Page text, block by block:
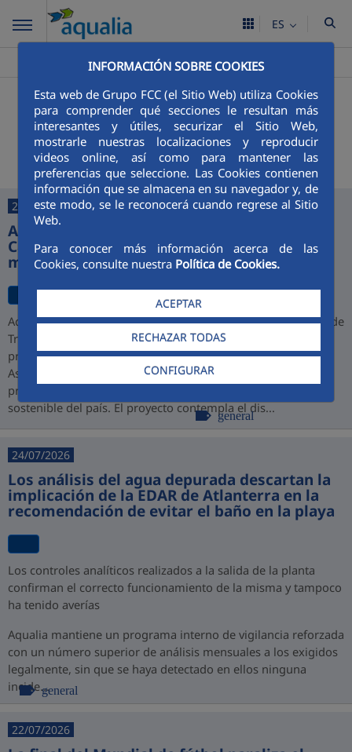
INFORMACIÓN SOBRE COOKIES
Esta web de Grupo FCC (el Sitio Web) utiliza Cookies
para comprender qué secciones le resultan más
interesantes y útiles, securizar el Sitio Web,
mostrarle nuestras localizaciones y reproducir
videos online, así como para mantener las
preferencias que seleccione. Las Cookies contienen
información que se almacena en su navegador y, de
este modo, se le reconocerá cuando regrese al Sitio
Web.
Para conocer más información acerca de las
Cookies, consulte nuestra Política de Cookies.
ACEPTAR
RECHAZAR TODAS
CONFIGURAR
ES
>Baena
+ Buscador
Últimas noticias
27/07/2026
Aqualia desarrollará la depuradora de
Cajamarca y alcanza una cartera de 1.000
millones de euros en Perú
Aqualia ha resultado adjudicataria del proyecto de la Planta de
Tratamiento de Aguas Residuales (PTAR) de Cajamarca,
promovido por PROINVERSIÓN bajo la modalidad de
Asociación Público-Privada (APP), consolidando así su
presencia en Perú y su compromiso con el desarrollo
sostenible del país. El proyecto contempla el dis...
general
24/07/2026
Los análisis del agua depurada descartan la
implicación de la EDAR de Atlanterra en la
recomendación de evitar el baño en la playa
Los controles analíticos realizados a la salida de la planta
confirman el correcto funcionamiento de la misma y tampoco
ha tenido averías
Aqualia mantiene un programa interno de vigilancia reforzada
con un número superior de análisis mensuales a los exigidos
legalmente, sin que se haya detectado en ellos ninguna
incide...general
22/07/2026